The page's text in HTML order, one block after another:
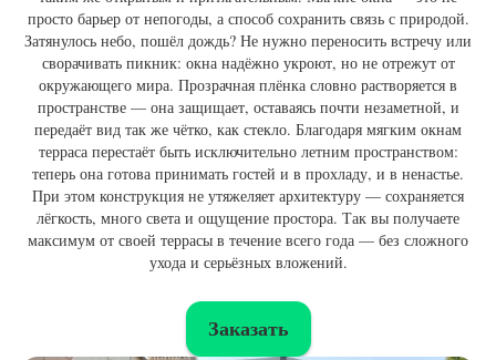
просто барьер от непогоды, а способ сохранить связь с природой.
Затянулось небо, пошёл дождь? Не нужно переносить встречу или
сворачивать пикник: окна надёжно укроют, но не отрежут от
окружающего мира. Прозрачная плёнка словно растворяется в
пространстве — она защищает, оставаясь почти незаметной, и
передаёт вид так же чётко, как стекло. Благодаря мягким окнам
терраса перестаёт быть исключительно летним пространством:
теперь она готова принимать гостей и в прохладу, и в ненастье.
При этом конструкция не утяжеляет архитектуру — сохраняется
лёгкость, много света и ощущение простора. Так вы получаете
максимум от своей террасы в течение всего года — без сложного
ухода и серьёзных вложений.
Заказать